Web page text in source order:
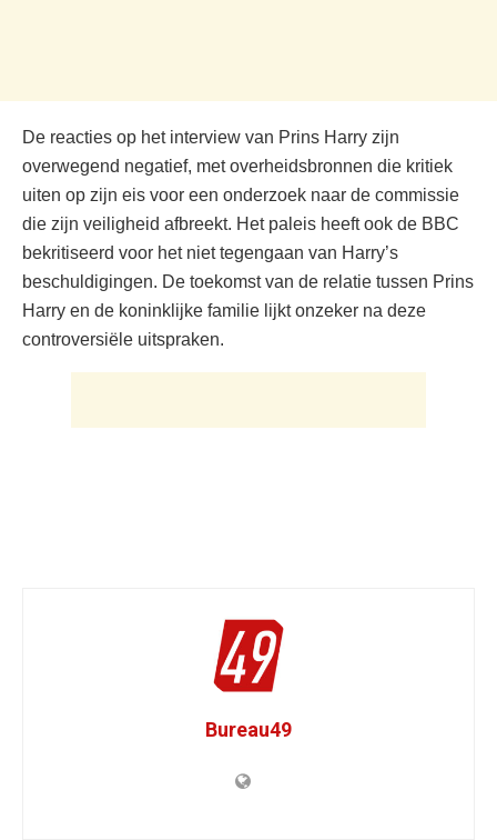
De reacties op het interview van Prins Harry zijn
overwegend negatief, met overheidsbronnen die kritiek
uiten op zijn eis voor een onderzoek naar de commissie
die zijn veiligheid afbreekt. Het paleis heeft ook de BBC
bekritiseerd voor het niet tegengaan van Harry’s
beschuldigingen. De toekomst van de relatie tussen Prins
Harry en de koninklijke familie lijkt onzeker na deze
controversiële uitspraken.
Bureau49